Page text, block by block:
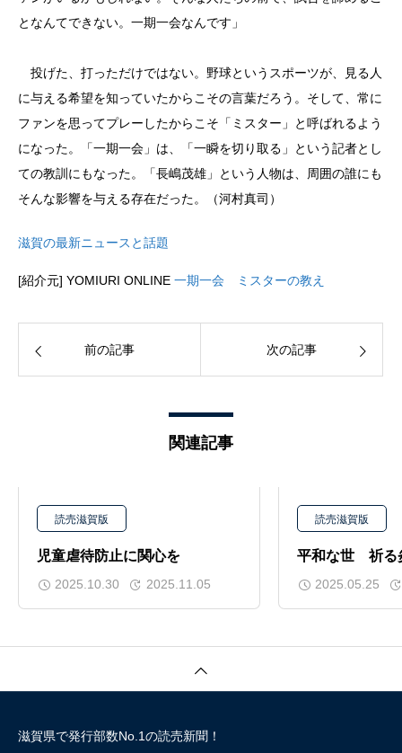
となんてできない。一期一会なんです」
投げた、打っただけではない。野球というスポーツが、見る人
に与える希望を知っていたからこその言葉だろう。そして、常に
ファンを思ってプレーしたからこそ「ミスター」と呼ばれるよう
になった。「一期一会」は、「一瞬を切り取る」という記者とし
ての教訓にもなった。「長嶋茂雄」という人物は、周囲の誰にも
そんな影響を与える存在だった。（河村真司）
滋賀の最新ニュースと話題
[紹介元] YOMIURI ONLINE 一期一会 ミスターの教え
前の記事 次の記事
関連記事
読売滋賀版
児童虐待防止に関心を
2025.10.30 2025.11.05
読売滋賀版
平和な世 祈
2025.05.25
滋賀県で発行部数No.1の読売新聞！